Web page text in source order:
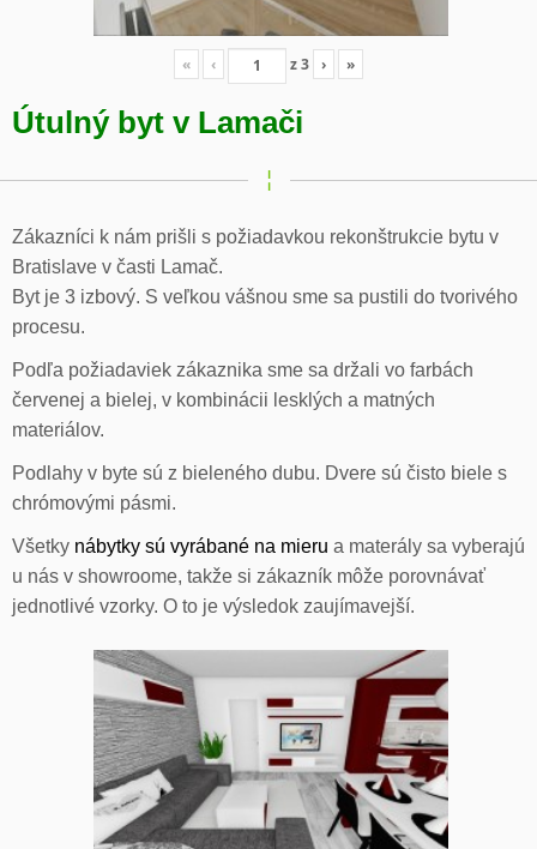
« ‹ z3 › »
Útulný byt v Lamači
Zákazníci k nám prišli s požiadavkou rekonštrukcie bytu v
Bratislave v časti Lamač.
Byt je 3 izbový. S veľkou vášnou sme sa pustili do tvorivého
procesu.
Podľa požiadaviek zákaznika sme sa držali vo farbách
červenej a bielej, v kombinácii lesklých a matných
materiálov.
Podlahy v byte sú z bieleného dubu. Dvere sú čisto biele s
chrómovými pásmi.
Všetky nábytky sú vyrábané na mieru a materály sa vyberajú
u nás v showroome, takže si zákazník môže porovnávať
jednotlivé vzorky. O to je výsledok zaujímavejší.